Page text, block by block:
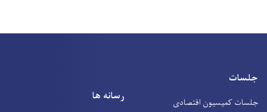
جلسات
جلسات کمیسیون اقتصادی
رسانه ها